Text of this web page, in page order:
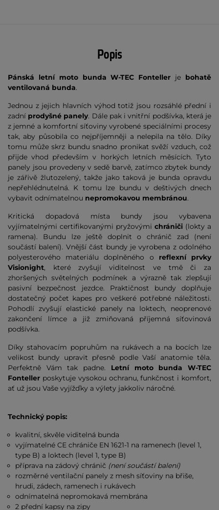
Popis
Pánská letní moto bunda W-TEC Fonteller je bohatě
ventilovaná bunda.
Jednou z jejich hlavních výhod totiž jsou rozsáhlé přední i
zadní prodyšné panely. Dále pak i vnitřní podšívka, která je
z jemné a komfortní síťoviny vyrobené speciálními procesy
tak, aby působila co nejpříjemněji a nelepila na tělo. Díky
tomu může skrz bundu snadno pronikat svěží vzduch, což
přijde vhod především v horkých letních měsících. Tyto
panely jsou provedeny v sedě barvě, zatímco zbytek bundy
je zářivě žlutozelený, takže jako taková je bunda opravdu
nepřehlédnutelná. K tomu lze bundu v deštivých dnech
vybavit odnímatelnou nepromokavou membránou.
Kritická dopadová místa bundy jsou vybavena
vyjímatelnými certifikovanými pryžovými chrániči (lokty a
ramena). Bundu lze ještě doplnit o chránič zad (není
součástí balení). Vnější část bundy je vyrobena z odolného
polyesterového materiálu doplněného o reflexní prvky
Visionight, které zvyšují viditelnost ve tmě či za
zhoršených světelných podmínek a výrazně tak zlepšují
pasivní bezpečnost jezdce. Praktičnost bundy doplňuje
dostatečný počet kapes pro veškeré potřebné náležitosti.
Pohodlí zvyšují elastické panely na loktech, neoprenové
zakončení límce a již zmiňovaná příjemná síťovinová
podšívka.
Díky stahovacím popruhům na rukávech a na bocích lze
velikost bundy upravit přesně podle Vaší anatomie těla.
Perfektně Vám tak padne. Letní moto bunda W-TEC
Fonteller poskytuje vysokou ochranu, funkčnost i komfort,
ať už jsou Vaše vyjížďky a výlety jakkoliv náročné.
Technický popis:
kvalitní, skvěle viditelná bunda
vyjímatelné CE chrániče EN 1621-1 na ramenech (level 1,
type B) a loktech (level 1, type B)
příprava na zádový chránič (není součástí balení)
rozměrné ventilační panely z mesh síťoviny na břiše,
hrudi, zádech, ramenech i rukávech
odnímatelná nepromokavá membrána
2 přední kapsy na zipy